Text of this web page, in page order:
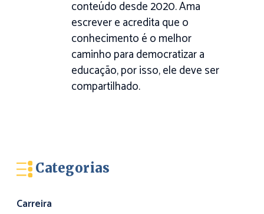
conteúdo desde 2020. Ama
escrever e acredita que o
conhecimento é o melhor
caminho para democratizar a
educação, por isso, ele deve ser
compartilhado.
Categorias
Carreira